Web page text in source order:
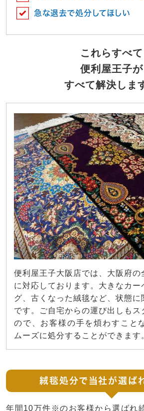
急な退去で処分してほしい
これらすべて
便利屋王子が
すべて解決しま
便利屋王子大阪店では、大阪府の
に対応しております。大きなカー
グ、古くなった絨毯など、状態に
です。ご自宅からの運び出しもス
ので、お客様の手を煩わすこと
ムーズに処分することができます
絨毯処分で当社が選ば
年間10万件※のお客様から選ばれ